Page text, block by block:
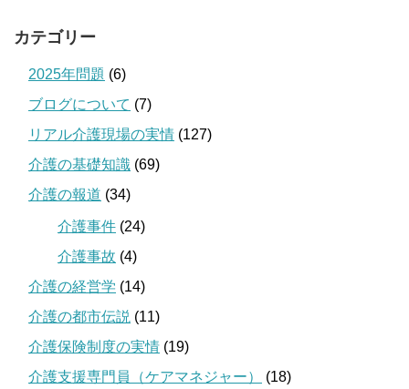
カテゴリー
2025年問題 (6)
ブログについて (7)
リアル介護現場の実情 (127)
介護の基礎知識 (69)
介護の報道 (34)
介護事件 (24)
介護事故 (4)
介護の経営学 (14)
介護の都市伝説 (11)
介護保険制度の実情 (19)
介護支援専門員（ケアマネジャー）
(18)